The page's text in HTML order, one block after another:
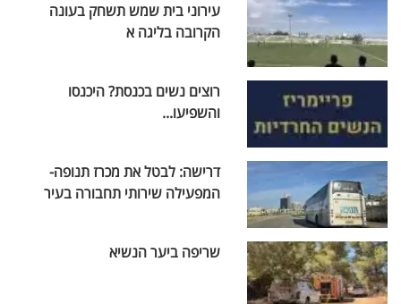
עירוני בית שמש תשחק בעונה
הקרובה בליגה א
רוצים נשים בכנסת? היכנסו
והשפיעו...
דרישה: לבטל את מכרז תנופה-
המפעילה שירותי תחבורה בעיר
שריפה ביער הנשיא